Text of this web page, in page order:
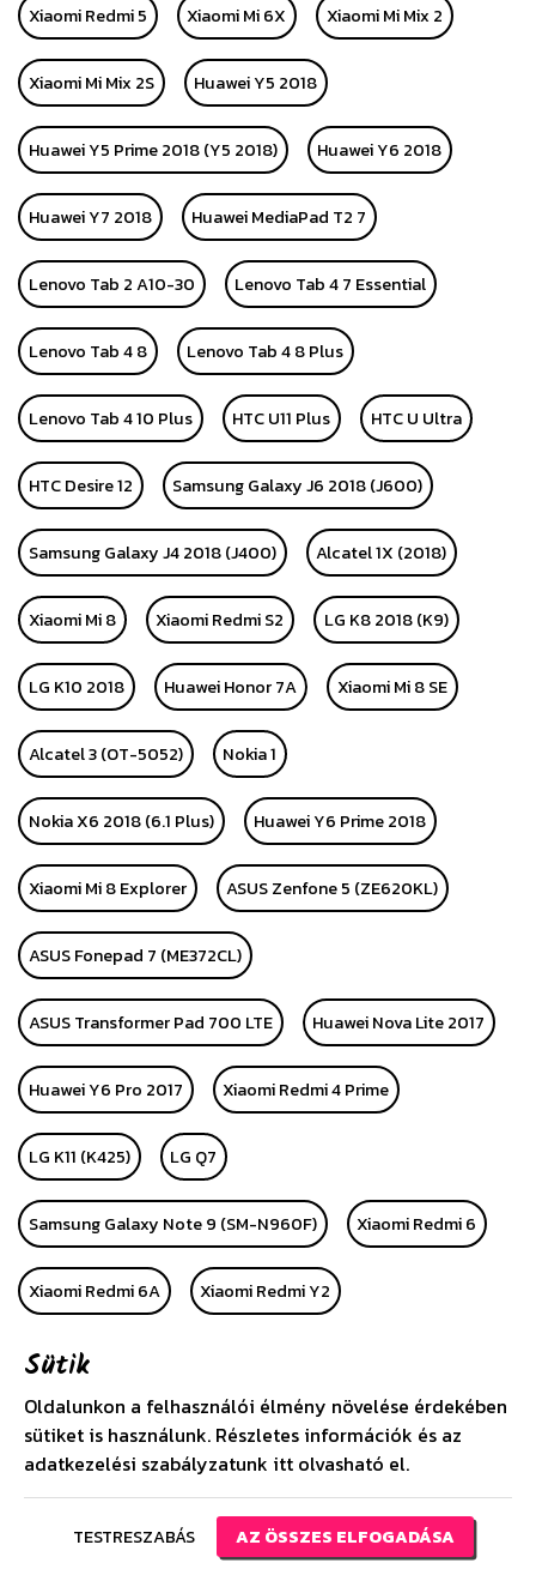
Xiaomi Redmi 5 Xiaomi Mi 6X Xiaomi Mi Mix 2
Xiaomi Mi Mix 2S Huawei Y5 2018
Huawei Y5 Prime 2018 (Y5 2018) Huawei Y6 2018
Huawei Y7 2018 Huawei MediaPad T2 7
Lenovo Tab 2 A10-30 Lenovo Tab 4 7 Essential
Lenovo Tab 4 8 Lenovo Tab 4 8 Plus
Lenovo Tab 4 10 Plus HTC U11 Plus HTC U Ultra
HTC Desire 12 Samsung Galaxy J6 2018 (J600)
Samsung Galaxy J4 2018 (J400) Alcatel 1X (2018)
Xiaomi Mi 8 Xiaomi Redmi S2 LG K8 2018 (K9)
LG K10 2018 Huawei Honor 7A Xiaomi Mi 8 SE
Alcatel 3 (OT-5052) Nokia 1
Nokia X6 2018 (6.1 Plus) Huawei Y6 Prime 2018
Xiaomi Mi 8 Explorer ASUS Zenfone 5 (ZE620KL)
ASUS Fonepad 7 (ME372CL)
ASUS Transformer Pad 700 LTE Huawei Nova Lite 2017
Huawei Y6 Pro 2017 Xiaomi Redmi 4 Prime
LG K11 (K425) LG Q7
Samsung Galaxy Note 9 (SM-N960F) Xiaomi Redmi 6
Xiaomi Redmi 6A Xiaomi Redmi Y2
Samsung Galaxy Star Advance
Samsung Galaxy Star 2 Plus Xiaomi Mi Pad 4 8
Samsung Galaxy Tab S4 10.5 Wifi (SM-T830)
Xiaomi Mi A2 Lite
Sütik
Oldalunkon a felhasználói élmény növelése érdekében
sütiket is használunk. Részletes információk és az
adatkezelési szabályzatunk itt olvasható el.
TESTRESZABÁS AZ ÖSSZES ELFOGADÁSA